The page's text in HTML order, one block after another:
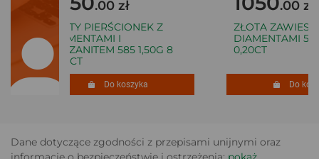
.00 zł
ZŁOTY PIERŚCIONEK Z
DIAMENTAMI I
TANZANITEM 585 1,50G 8
0,06CT
Do koszyka
.00 zł
ZŁOTA
DIAMENTAMI 585
0,20CT
Do
Dane dotyczące zgodności z przepisami unijnymi oraz